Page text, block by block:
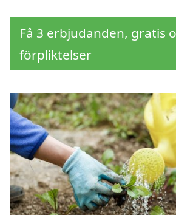
Få 3 erbjudanden, gratis
förpliktelser